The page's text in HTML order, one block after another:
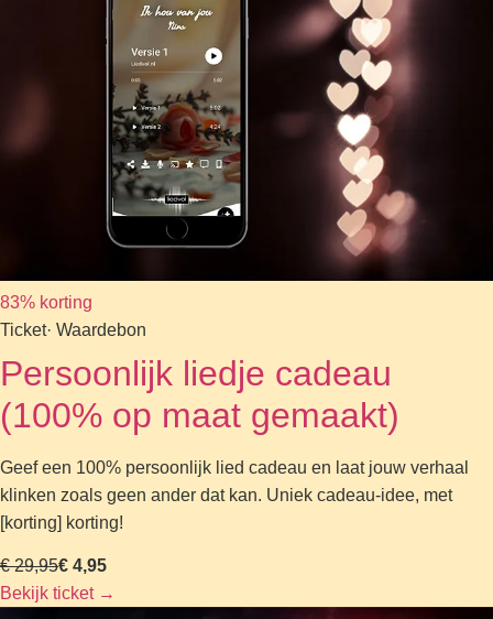
83% korting
Ticket· Waardebon
Persoonlijk liedje cadeau
(100% op maat gemaakt)
Geef een 100% persoonlijk lied cadeau en laat jouw verhaal
klinken zoals geen ander dat kan. Uniek cadeau-idee, met
[korting] korting!
€ 29,95€ 4,95
Bekijk ticket →